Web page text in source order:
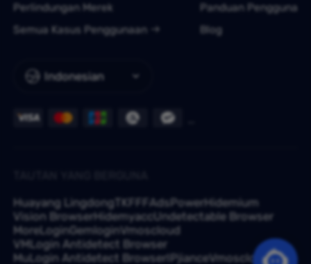
Indonesian
Perlindungan Merek
Semua Kasus Penggunaan
Panduan Pengguna
Blog
Huayang Lingdong TKFFF AdsPowerHidemium
Vision BrowserHidemyaccUndetectable Browser
MoreLoginGemlogin Vmoscloud
VMLogin Antidetect Browser
MuLogin Antidetect BrowserIPjianceVmoscloud